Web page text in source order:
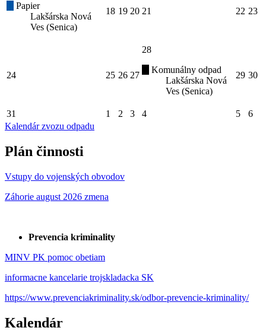
Papier
Lakšárska Nová
Ves (Senica)
18 19 20 21 22 23
24 25 26 27
28
Komunálny odpad
Lakšárska Nová
Ves (Senica)
29 30
31 1 2 3 4 5
6
Kalendár zvozu odpadu
Plán činnosti
Vstupy do vojenských obvodov
Záhorie august 2026 zmena
Prevencia kriminality
MINV PK pomoc obetiam
informacne kancelarie trojskladacka SK
https://www.prevenciakriminality.sk/odbor-prevencie-kriminality/
Kalendár